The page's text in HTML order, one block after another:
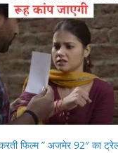
फिल्म ” अजमेर 92″ का